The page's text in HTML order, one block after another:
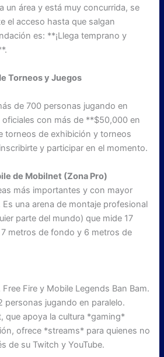
un área y está muy concurrida, se
el acceso hasta que salgan
es: **¡Llega temprano y
Torneos y Juegos
de 700 personas jugando en
oficiales con más de **$50,000 en
torneos de exhibición y torneos
y participar en el momento.
de Mobilnet (Zona Pro)
más importantes y con mayor
una arena de montaje profesional
parte del mundo) que mide 17
metros de fondo y 6 metros de
Fire y Mobile Legends Ban Bam.
personas jugando en paralelo.
que apoya la cultura *gaming*
ofrece *streams* para quienes no
de su Twitch y YouTube.